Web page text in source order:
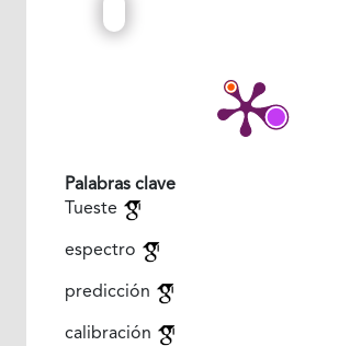
Palabras clave
Tueste
espectro
predicción
calibración